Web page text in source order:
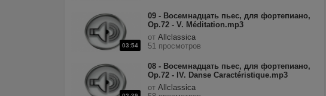
03:54
09 - Восемнадцать пьес, для фортепиано,
Op.72 - V. Méditation.mp3
отAllclassica
51 просмотров
08 - Восемнадцать пьес, для фортепиано,
Op.72 - IV. Danse Caractéristique.mp3
отAllclassica